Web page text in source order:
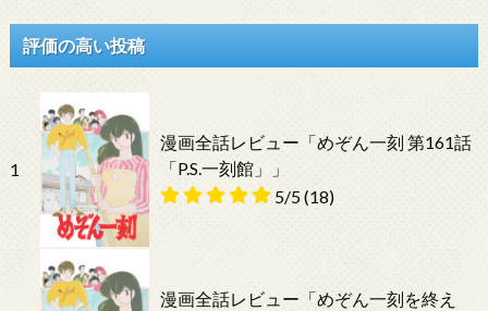
評価の高い投稿
1
漫画全話レビュー「めぞん一刻 第161話
「P.S.一刻館」」
5/5(18)
漫画全話レビュー「めぞん一刻を終え